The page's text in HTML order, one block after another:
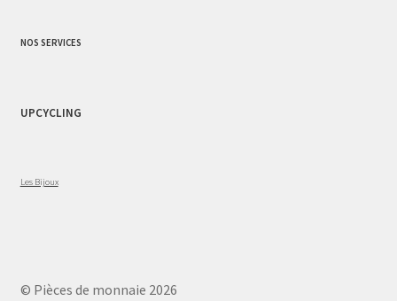
NOS SERVICES
UPCYCLING
Les Bijoux
© Pièces de monnaie 2026